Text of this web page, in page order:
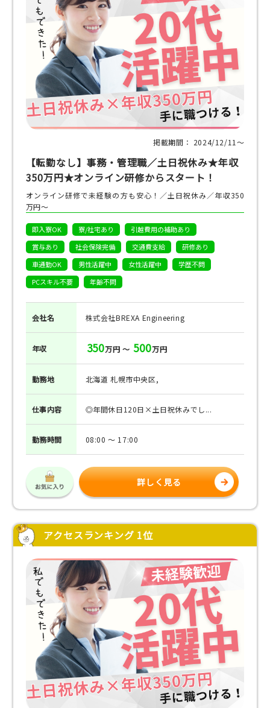
掲載期間： 2024/12/11〜
【転勤なし】事務・管理職／土日祝休み★年収
350万円★オンライン研修からスタート！
オンライン研修で未経験の方も安心！／土日祝休み／年収350
万円～
即入寮OK 寮/社宅あり
引越費用の補助あり
賞与あり
社会保険完備 交通費支給
研修あり
車通勤OK
男性活躍中 女性活躍中
学歴不問
PCスキル不要
年齢不問
会社名 株式会社BREXA Engineering
年収 350万円 ～ 500万円
勤務地 北海道 札幌市中央区,
仕事内容 ◎年間休日120日×土日祝休みでし...
勤務時間 08:00 ～ 17:00
詳しく見る
アクセスランキング 1位